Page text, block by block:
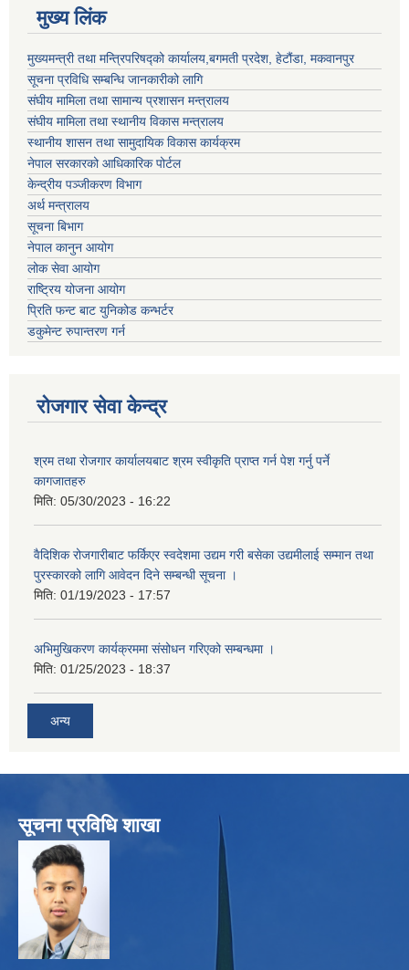
मुख्य लिंक
मुख्यमन्त्री तथा मन्त्रिपरिषद्को कार्यालय,बगमती प्रदेश, हेटौंडा, मकवानपुर
सूचना प्रविधि सम्बन्धि जानकारीको लागि
संघीय मामिला तथा सामान्य प्रशासन मन्त्रालय
संघीय मामिला तथा स्थानीय विकास मन्त्रालय
स्थानीय शासन तथा सामुदायिक विकास कार्यक्रम
नेपाल सरकारको आधिकारिक पोर्टल
केन्द्रीय पञ्जीकरण विभाग
अर्थ मन्त्रालय
सूचना बिभाग
नेपाल कानुन आयोग
लोक सेवा आयोग
राष्ट्रिय योजना आयोग
प्रिति फन्ट बाट युनिकोड कन्भर्टर
डकुमेन्ट रुपान्तरण गर्न
रोजगार सेवा केन्द्र
श्रम तथा रोजगार कार्यालयबाट श्रम स्वीकृति प्राप्त गर्न पेश गर्नु पर्ने
कागजातहरु
मिति: 05/30/2023 - 16:22
वैदिशिक रोजगारीबाट फर्किएर स्वदेशमा उद्यम गरी बसेका उद्यमीलाई सम्मान तथा
पुरस्कारको लागि आवेदन दिने सम्बन्धी सूचना ।
मिति: 01/19/2023 - 17:57
अभिमुखिकरण कार्यक्रममा संसोधन गरिएको सम्बन्धमा ।
मिति: 01/25/2023 - 18:37
अन्य
सूचना प्रविधि शाखा